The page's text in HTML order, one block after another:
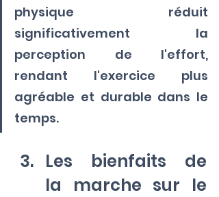
physique réduit
significativement la
perception de l'effort,
rendant l'exercice plus
agréable et durable dans le
temps.
Les bienfaits de
la marche sur le